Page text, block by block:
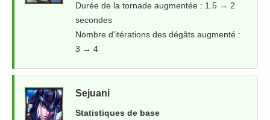
Durée de la tornade augmentée : 1.5 → 2
secondes
Nombre d'itérations des dégâts augmenté :
3 → 4
Sejuani
Statistiques de base